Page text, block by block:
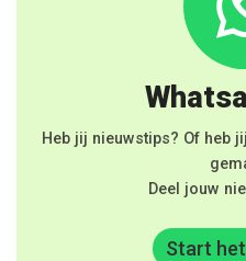
Heb jij nieuwstips? Of heb
Deel jouw
Start